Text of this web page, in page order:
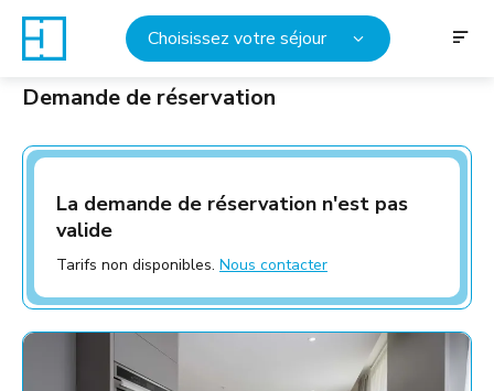
Choisissez votre séjour
Demande de réservation
La demande de réservation n'est pas
valide
Tarifs non disponibles. Nous contacter